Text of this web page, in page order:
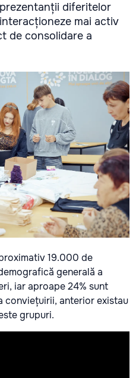
diferitelor
mai activ
de consolidare a
19.000 de
generală a
iar aproape 24% sunt
conviețuirii, anterior existau
grupuri.